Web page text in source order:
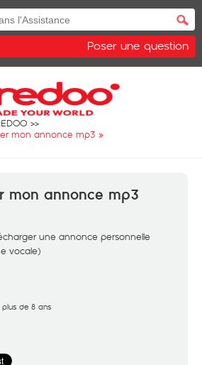
Poser une question
mon annonce mp3 »
mon annonce mp3
une annonce personnelle
vocale)
de 8 ans